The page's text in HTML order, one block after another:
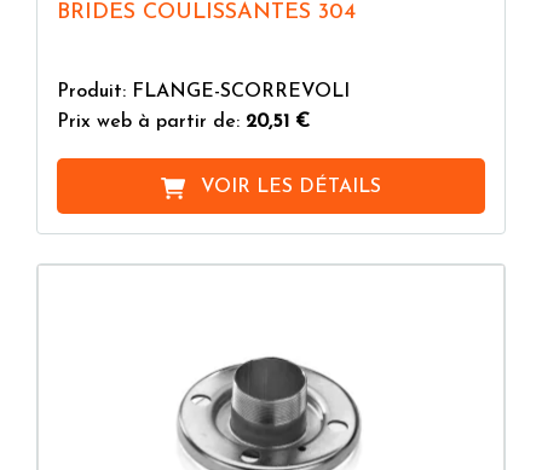
BRIDES COULISSANTES 304
Produit: FLANGE-SCORREVOLI
Prix web à partir de: 20,51 €
VOIR LES DÉTAILS